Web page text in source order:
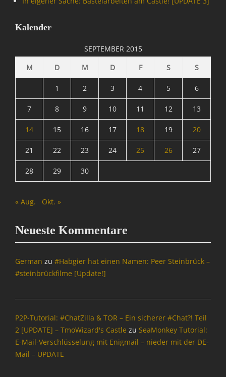
Kalender
SEPTEMBER 2015
M
D M D F S S
1 2 3 4 5 6
7 8 9 10 11 12 13
14 15 16 17 18 19 20
21 22 23 24 25 26 27
28 29 30
« Aug. Okt. »
Neueste Kommentare
German zu #Habgier hat einen Namen: Peer Steinbrück –
#steinbrückfilme [Update!]
P2P-Tutorial: #ChatZilla & TOR – Ein sicherer #Chat?! Teil
2 [UPDATE] – TmoWizard's Castle zu SeaMonkey Tutorial:
E-Mail-Verschlüsselung mit Enigmail – nieder mit der DE-
Mail – UPDATE